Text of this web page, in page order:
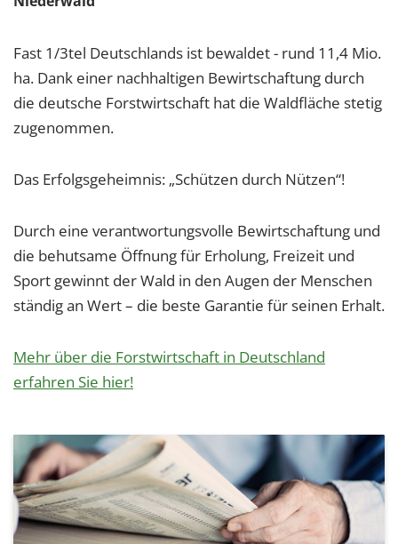
Fast 1/3tel Deutschlands ist bewaldet - rund 11,4 Mio.
ha. Dank einer nachhaltigen Bewirtschaftung durch
die deutsche Forstwirtschaft hat die Waldfläche stetig
zugenommen.
Das Erfolgsgeheimnis: „Schützen durch Nützen“!
Durch eine verantwortungsvolle Bewirtschaftung und
die behutsame Öffnung für Erholung, Freizeit und
Sport gewinnt der Wald in den Augen der Menschen
ständig an Wert – die beste Garantie für seinen Erhalt.
Mehr über die Forstwirtschaft in Deutschland
erfahren Sie hier!